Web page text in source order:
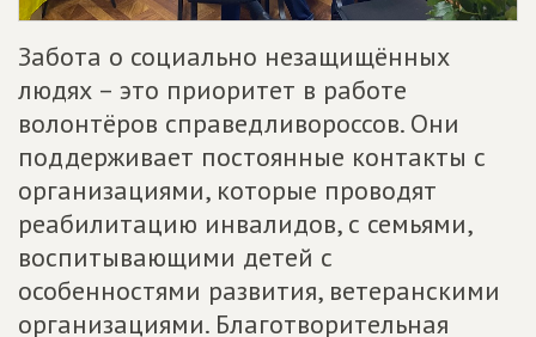
Забота о социально незащищённых
людях – это приоритет в работе
волонтёров справедливороссов. Они
поддерживает постоянные контакты с
организациями, которые проводят
реабилитацию инвалидов, с семьями,
воспитывающими детей с
особенностями развития, ветеранскими
организациями. Благотворительная